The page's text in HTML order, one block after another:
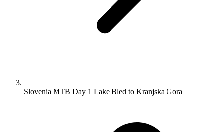
Slovenia MTB Day 1 Lake Bled to Kranjska Gora